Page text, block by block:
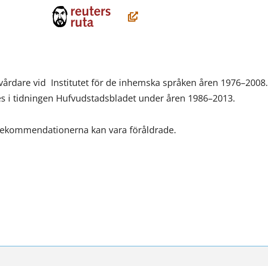
(öppnas
vid Institutet för de inhemska språken åren 1976–2008.
i tidningen Hufvudstadsbladet under åren 1986–2013.
kan vara föråldrade.